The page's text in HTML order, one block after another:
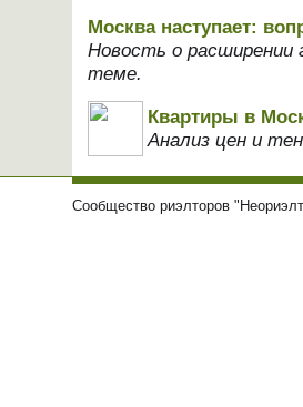
Москва наступает:
Новость о расширении
теме.
Квартиры в
Анализ цен и
Сообщество риэлторов